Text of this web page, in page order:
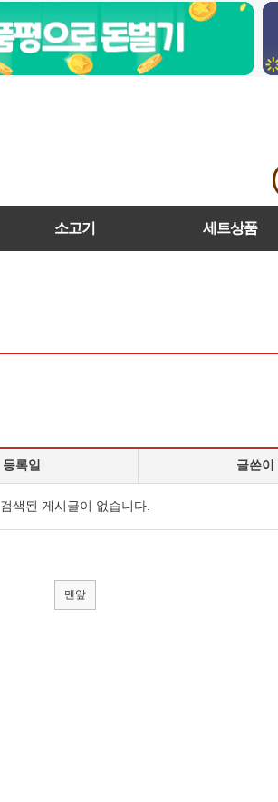
소고기 세트상품
등록일 글쓴이
검색된 게시글이 없습니다.
맨앞